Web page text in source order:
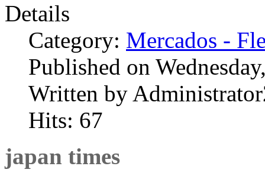
Details
Category: Mercados -
Published on
Written by
Hits: 67
japan times